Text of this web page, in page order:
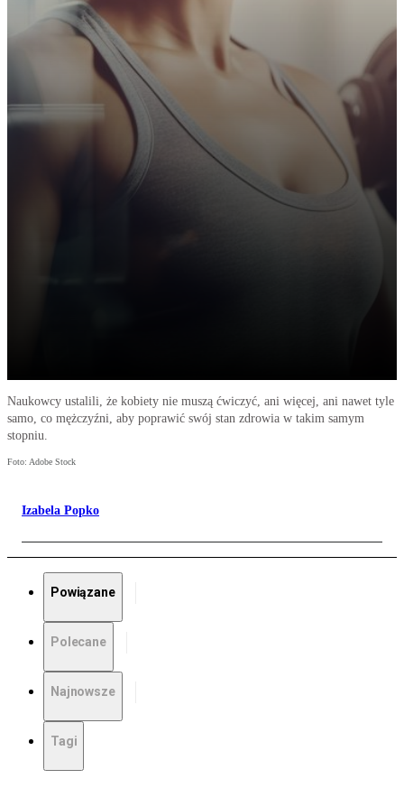
Naukowcy ustalili, że kobiety nie muszą ćwiczyć, ani więcej, ani nawet tyle
samo, co mężczyźni, aby poprawić swój stan zdrowia w takim samym
stopniu.
Foto: Adobe Stock
Izabela Popko
Powiązane
Polecane
Najnowsze
Tagi